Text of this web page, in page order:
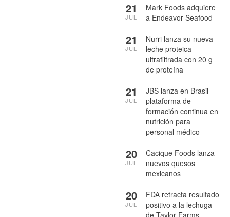
Mark Foods adquiere
a Endeavor Seafood
21
JUL
Nurri lanza su nueva
leche proteica
ultrafiltrada con 20 g
de proteína
21
JUL
JBS lanza en Brasil
plataforma de
formación continua en
nutrición para
personal médico
21
JUL
Cacique Foods lanza
nuevos quesos
mexicanos
20
JUL
FDA retracta resultado
positivo a la lechuga
20
JUL